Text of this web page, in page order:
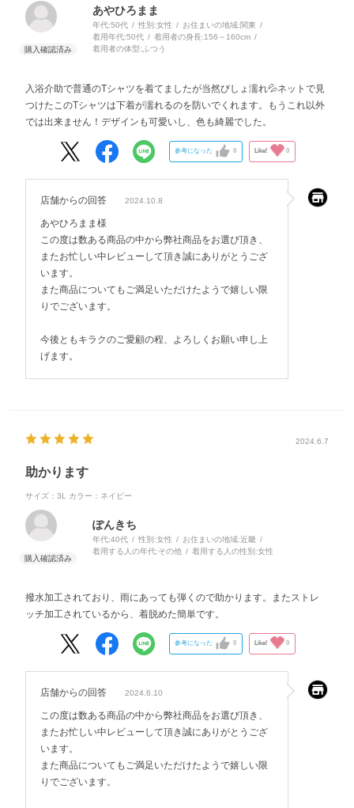
あやひろまま
年代:50代 性別:女性 お住まいの地域:関東
着用年代:50代 着用者の身長:156～160cm
着用者の体型: ふつう
入浴介助で普通のTシャツを着てましたが当然びしょ濡れ💦ネットで見
つけたこのTシャツは下着が濡れるのを防いでくれます。もうこれ以外
では出来ません！デザインも可愛いし、色も綺麗でした。
参考になった 0 Like! 0
店舗からの回答 2024.10.8
あやひろまま様
この度は数ある商品の中から弊社商品をお選び頂き、
またお忙しい中レビューして頂き誠にありがとうござ
います。
また商品についてもご満足いただけたようで嬉しい限
りでございます。
今後ともキラクのご愛顧の程、よろしくお願い申し上
げます。
2024.6.7
助かります
サイズ：3L カラー：ネイビー
ぽんきち
年代:40代 性別:女性 お住まいの地域:近畿
着用する人の年代:その他 着用する人の性別:女性
撥水加工されており、雨にあっても弾くので助かります。またストレ
ッチ加工されているから、着脱めた簡単です。
参考になった 0 Like! 0
店舗からの回答 2024.6.10
この度は数ある商品の中から弊社商品をお選び頂き、
またお忙しい中レビューして頂き誠にありがとうござ
います。
また商品についてもご満足いただけたようで嬉しい限
りでございます。